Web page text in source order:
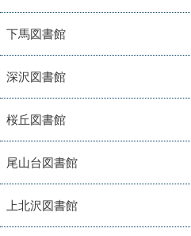
下馬図書館
深沢図書館
桜丘図書館
尾山台図書館
上北沢図書館